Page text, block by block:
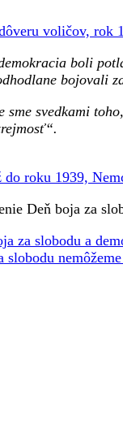
voličov, rok
boli
bojovali
sme svedkami
do roku 1939,
Deň boja za
za slobodu a
slobodu